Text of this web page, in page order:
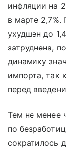
инфляции на
в марте 2,7%.
ухудшен до
затруднена,
динамику
импорта, так
перед
Тем не менее
по
сократилось